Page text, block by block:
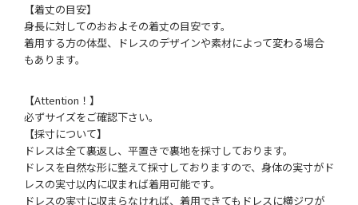
【着丈の目安】
身長に対してのおおよその着丈の目安です。
着用する方の体型、ドレスのデザインや素材によって変わる場合
もあります。
【Attention！】
必ずサイズをご確認下さい。
【採寸について】
ドレスは全て裏返し、平置きで裏地を採寸しております。
ドレスを自然な形に整えて採寸しておりますので、身体の実寸がド
レスの実寸以内に収まれば着用可能です。
ドレスの実寸に収まらなければ、着用できてもドレスに横ジワが